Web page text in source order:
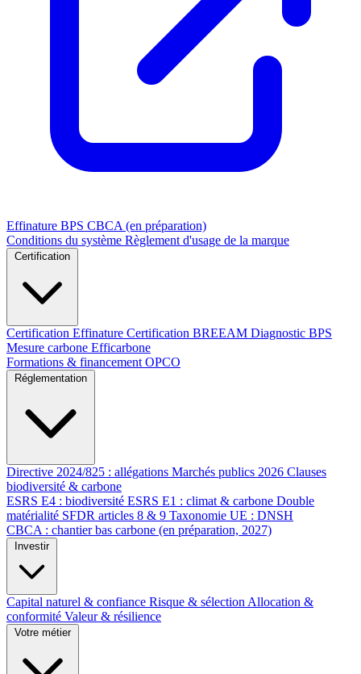
Effinature BPS CBCA (en préparation)
Conditions du système Règlement d'usage de la marque
Certification
Certification Effinature Certification BREEAM Diagnostic BPS
Mesure carbone Efficarbone
Formations & financement OPCO
Réglementation
Directive 2024/825 : allégations Marchés publics 2026 Clauses
biodiversité & carbone
ESRS E4 : biodiversité ESRS E1 : climat & carbone Double
matérialité SFDR articles 8 & 9 Taxonomie UE : DNSH
CBCA : chantier bas carbone (en préparation, 2027)
Investir
Capital naturel & confiance Risque & sélection Allocation &
conformité Valeur & résilience
Votre métier